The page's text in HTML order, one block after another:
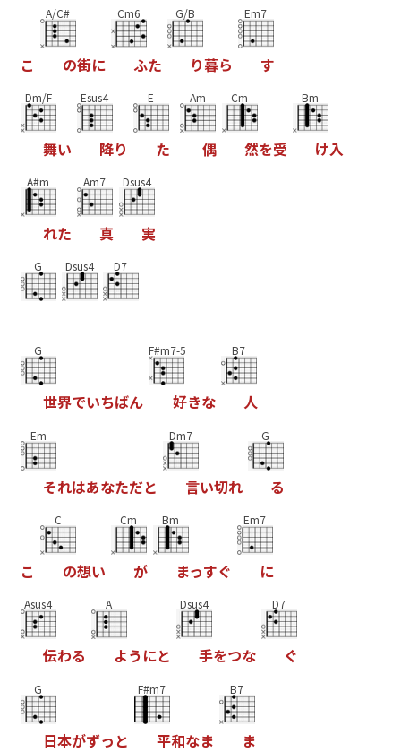
こ
A/C#
の街に
Cm6
ふた
G/B
り暮ら
Em7
す
Dm/F
舞い
Esus4
降り
E
た
Am
偶
Cm
然を受
Bm
け入
A#m
れた
Am7
真
Dsus4
実
G Dsus4 D7
G
世界でいちばん
F#m7-5
好きな
B7
人
Em
それはあなただと
Dm7
言い切れ
G
る
こ
C
の想い
Cm
が
Bm
まっすぐ
Em7
に
Asus4
伝わる
A
よう にと
Dsus4
手をつな
D7
ぐ
G
日本がずっ と
F#m7
平和なま
B7
ま